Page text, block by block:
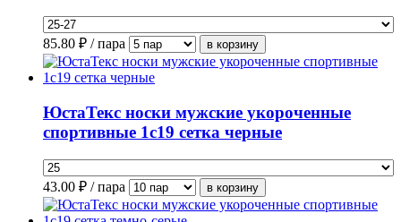
85.80 ₽ / пара
ЮстаТекс носки мужские укороченные
спортивные 1с19 сетка черные
43.00 ₽ / пара